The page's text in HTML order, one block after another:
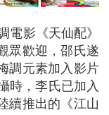
電影《天仙配》
眾歡迎，邵氏遂
調元素加入影片
時，李氏已加入
續推出的《江山